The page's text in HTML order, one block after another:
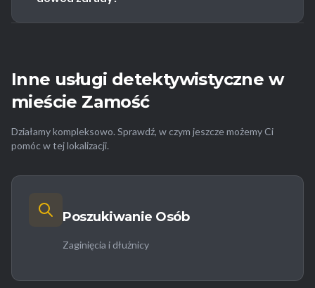
Inne usługi detektywistyczne w
mieście Zamość
Działamy kompleksowo. Sprawdź, w czym jeszcze możemy Ci
pomóc w tej lokalizacji.
Poszukiwanie Osób
Zaginięcia i dłużnicy